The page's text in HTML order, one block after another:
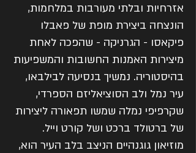
אזרחיות ובלתי מעורבות במלחמות,
הונצחה ביצירת מופת של פאבלו
פיקאסו - הגרניקה - שהפכה לאחת
מיצירות האמנות החשובות והמשפיעות
בהיסטוריה. נמשיך בנסיעה לבילבאו,
עיר נמל ולב הסוציאליזם הספרדי,
שקרפיפי נמלה שמשו תפאורה ליצירות
של ברטולד ברכט ושל קורט וייל.
מוזיאון גוגנהיים הניצב בלב העיר הוא,